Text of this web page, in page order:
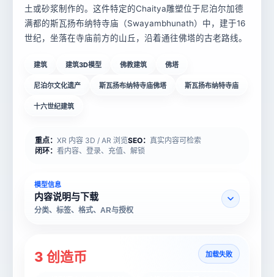
土或砂浆制作的。这件特定的Chaitya雕塑位于尼泊尔加德
满都的斯瓦扬布纳特寺庙（Swayambhunath）中，建于16
世纪，坐落在寺庙前方的山丘，沿着通往佛塔的古老路线。
建筑 建筑3D模型 佛教建筑 佛塔
尼泊尔文化遗产 斯瓦扬布纳特寺庙佛塔 斯瓦扬布纳特寺庙
十六世纪建筑
重点： XR 内容 3D / AR 浏览SEO： 真实内容可检索
闭环： 看内容、登录、充值、解锁
模型信息
内容说明与下载
分类、标签、格式、AR与授权
3 创造币 加载失败